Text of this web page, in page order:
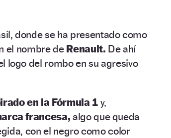
donde se ha presentado como
el nombre deRenault. De ahí
logo del rombo en su agresivo
en la Fórmula 1y,
francesa, algo que queda
con el negro como color